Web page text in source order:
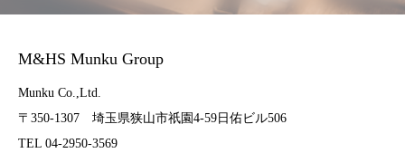
M&HS Munku Group
Munku Co.,Ltd.
〒350-1307 埼玉県狭山市祇園4-59日佑ビル506
TEL 04-2950-3569